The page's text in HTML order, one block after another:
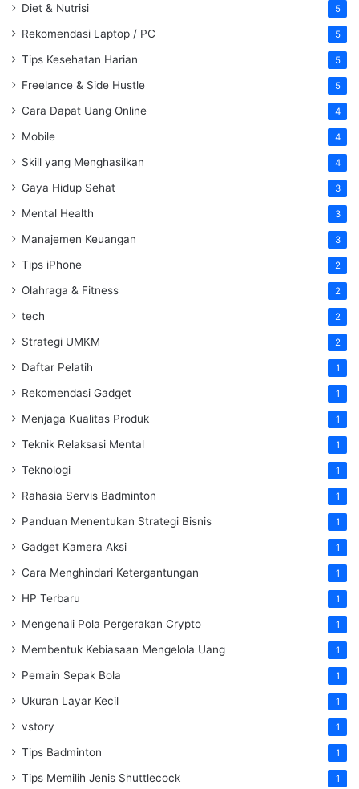
Diet & Nutrisi 5
Rekomendasi Laptop / PC 5
Tips Kesehatan Harian 5
Freelance & Side Hustle 5
Cara Dapat Uang Online 4
Mobile 4
Skill yang Menghasilkan 4
Gaya Hidup Sehat 3
Mental Health 3
Manajemen Keuangan 3
Tips iPhone 2
Olahraga & Fitness 2
tech 2
Strategi UMKM 2
Daftar Pelatih 1
Rekomendasi Gadget 1
Menjaga Kualitas Produk 1
Teknik Relaksasi Mental 1
Teknologi 1
Rahasia Servis Badminton 1
Panduan Menentukan Strategi Bisnis 1
Gadget Kamera Aksi 1
Cara Menghindari Ketergantungan 1
HP Terbaru 1
Mengenali Pola Pergerakan Crypto 1
Membentuk Kebiasaan Mengelola Uang 1
Pemain Sepak Bola 1
Ukuran Layar Kecil 1
vstory 1
Tips Badminton 1
Tips Memilih Jenis Shuttlecock 1